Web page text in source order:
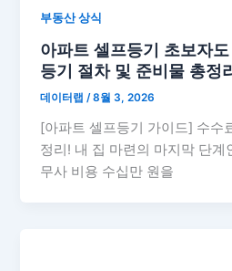
부동산 상식
아파트 셀프등기 초보자
등기 절차 및 준비물 총정
데이터랩/8월 3, 2026
[아파트 셀프등기 가이드] 수수
정리! 내 집 마련의 마지막 단계
무사 비용 수십만 원을